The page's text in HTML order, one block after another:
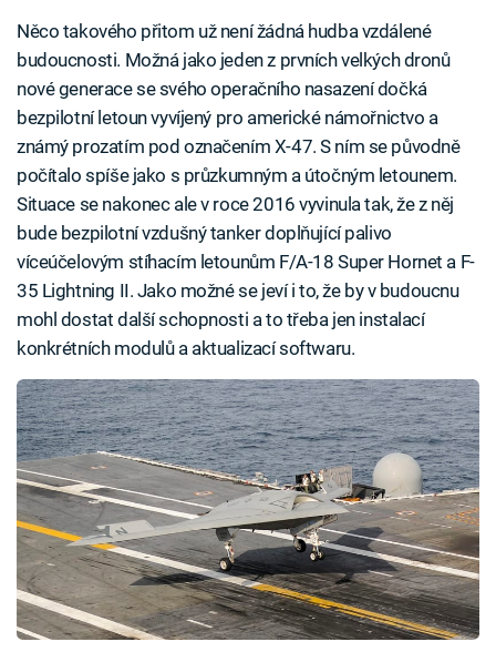
Něco takového přitom už není žádná hudba vzdálené
budoucnosti. Možná jako jeden z prvních velkých dronů
nové generace se svého operačního nasazení dočká
bezpilotní letoun vyvíjený pro americké námořnictvo a
známý prozatím pod označením X-47. S ním se původně
počítalo spíše jako s průzkumným a útočným letounem.
Situace se nakonec ale v roce 2016 vyvinula tak, že z něj
bude bezpilotní vzdušný tanker doplňující palivo
víceúčelovým stíhacím letounům F/A-18 Super Hornet a F-
35 Lightning II. Jako možné se jeví i to, že by v budoucnu
mohl dostat další schopnosti a to třeba jen instalací
konkrétních modulů a aktualizací softwaru.